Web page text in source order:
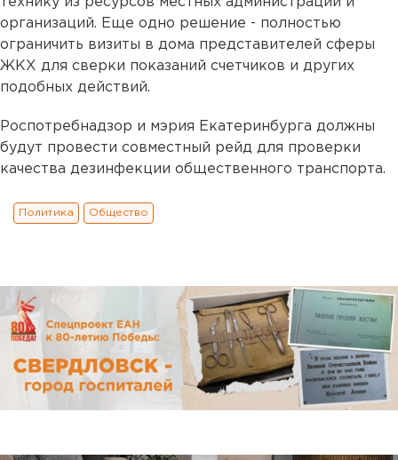
организаций. Еще одно решение - полностью
ограничить визиты в дома представителей сферы
ЖКХ для сверки показаний счетчиков и других
подобных действий.
Роспотребнадзор и мэрия Екатеринбурга должны
будут провести совместный рейд для проверки
качества дезинфекции общественного транспорта.
Политика Общество